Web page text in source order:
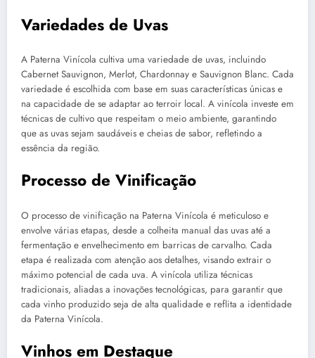
Variedades de Uvas
A Paterna Vinícola cultiva uma variedade de uvas, incluindo
Cabernet Sauvignon, Merlot, Chardonnay e Sauvignon Blanc. Cada
variedade é escolhida com base em suas características únicas e
na capacidade de se adaptar ao terroir local. A vinícola investe em
técnicas de cultivo que respeitam o meio ambiente, garantindo
que as uvas sejam saudáveis e cheias de sabor, refletindo a
essência da região.
Processo de Vinificação
O processo de vinificação na Paterna Vinícola é meticuloso e
envolve várias etapas, desde a colheita manual das uvas até a
fermentação e envelhecimento em barricas de carvalho. Cada
etapa é realizada com atenção aos detalhes, visando extrair o
máximo potencial de cada uva. A vinícola utiliza técnicas
tradicionais, aliadas a inovações tecnológicas, para garantir que
cada vinho produzido seja de alta qualidade e reflita a identidade
da Paterna Vinícola.
Vinhos em Destaque